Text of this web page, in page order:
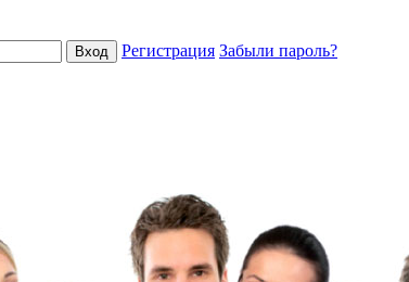
Регистрация Забыли пароль?